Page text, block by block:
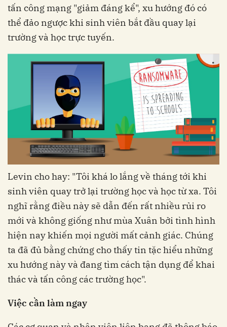
tấn công mạng "giảm đáng kể", xu hướng đó có
thể đảo ngược khi sinh viên bắt đầu quay lại
trường và học trực tuyến.
Levin cho hay: "Tôi khá lo lắng về tháng tới khi
sinh viên quay trở lại trường học và học từ xa. Tôi
nghĩ rằng điều này sẽ dẫn đến rất nhiều rủi ro
mới và không giống như mùa Xuân bởi tình hình
hiện nay khiến mọi người mất cảnh giác. Chúng
ta đã đủ bằng chứng cho thấy tin tặc hiểu những
xu hướng này và đang tìm cách tận dụng để khai
thác và tấn công các trường học".
Việc cần làm ngay